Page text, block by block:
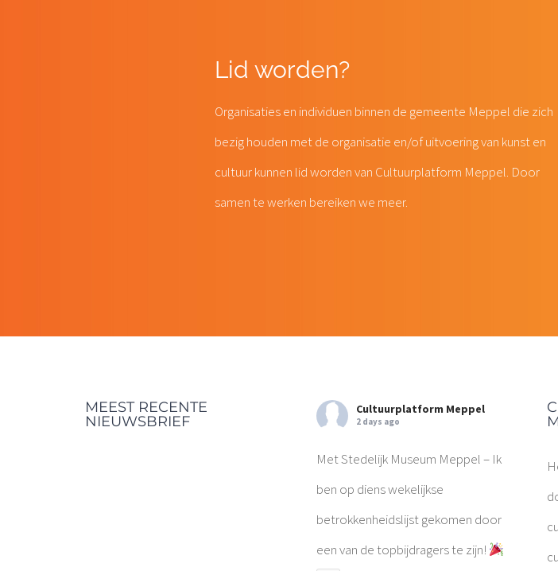
Lid worden?
Organisaties en individuen binnen de gemeente Meppel die zich
bezig houden met de organisatie en/of uitvoering van kunst en
cultuur kunnen lid worden van Cultuurplatform Meppel. Door
samen te werken bereiken we meer.
MEEST RECENTE
NIEUWSBRIEF
Cultuurplatform Meppel
2 days ago
Met Stedelijk Museum Meppel – Ik
ben op diens wekelijkse
betrokkenheidslijst gekomen door
een van de topbijdragers te zijn!